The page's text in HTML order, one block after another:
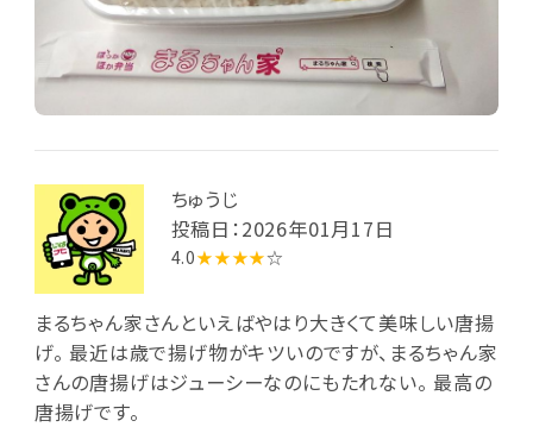
ちゅうじ
投稿日：2026年01月17日
4.0★★★★☆
まるちゃん家さんといえばやはり大きくて美味しい唐揚
げ。 最近は歳で揚げ物がキツいのですが、まるちゃん家
さんの唐揚げはジューシーなのにもたれない。 最高の
唐揚げです。